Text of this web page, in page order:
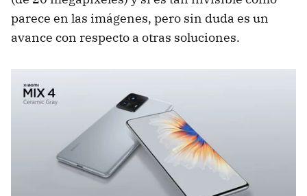
parece en las imágenes, pero sin duda es un
avance con respecto a otras soluciones.